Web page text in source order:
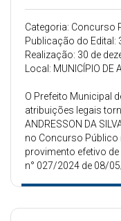
Categoria: Concurso
Publicação do Edital:
Realização: 30 de
Local: MUNICÍPIO DE
O Prefeito Municipal
atribuições legais
ANDRESSON DA
no Concurso Público
provimento efetivo de
n° 027/2024 de 08/